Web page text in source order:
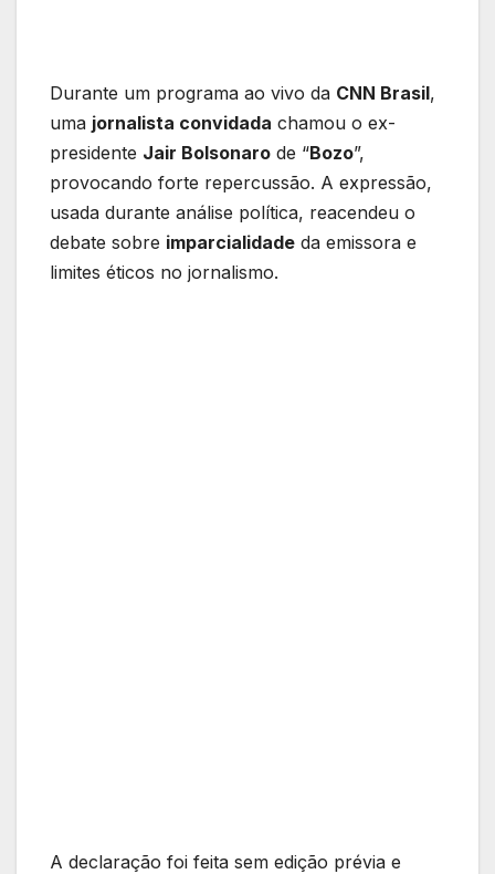
Durante um programa ao vivo da CNN Brasil,
uma jornalista convidada chamou o ex-
presidente Jair Bolsonaro de “Bozo”,
provocando forte repercussão. A expressão,
usada durante análise política, reacendeu o
debate sobre imparcialidade da emissora e
limites éticos no jornalismo.
A declaração foi feita sem edição prévia e